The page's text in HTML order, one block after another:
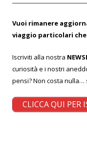
Vuoi rimanere
viaggio particolari
Iscriviti alla nostra
curiosità e i nostri
pensi? Non costa
CLICCA QUI PER